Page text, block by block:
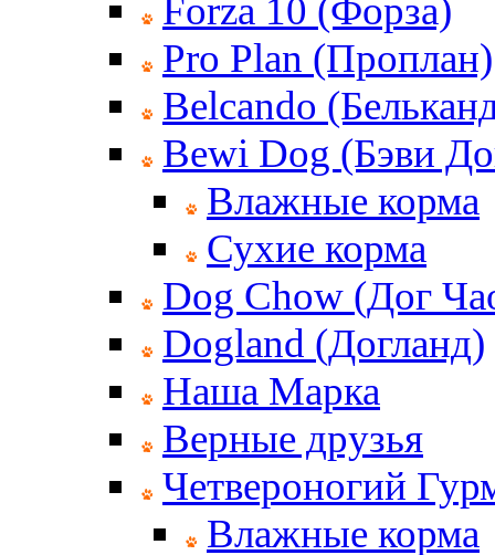
Forza 10 (Форза)
Pro Plan (Проплан)
Belcando
Bewi Dog (Бэви
Влажные корма
Сухие корма
Dog Chow (Дог
Dogland (Догланд)
Наша Марка
Верные друзья
Четвероногий
Влажные корма